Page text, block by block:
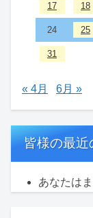
17 18
24 25
31
« 4月 6月 »
皆様の最近
あなたは